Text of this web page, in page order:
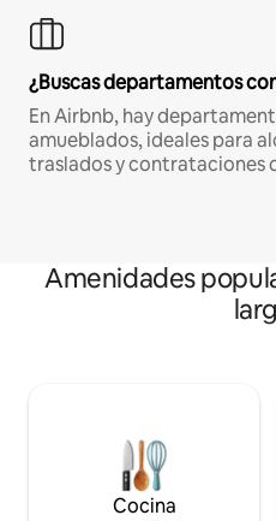
¿Buscas departamentos
En Airbnb, hay
amueblados, ideales para
traslados y contrataciones
Amenidades
Cocina